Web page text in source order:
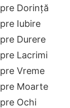
Dorință
Iubire
Durere
Lacrimi
Vreme
Moarte
Ochi